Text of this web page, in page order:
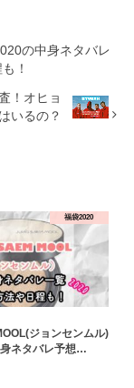
の中身ネタバレ
！
！オヒョ
いるの？
福袋2020
ジョンセンムル)
ネタバレ予想…